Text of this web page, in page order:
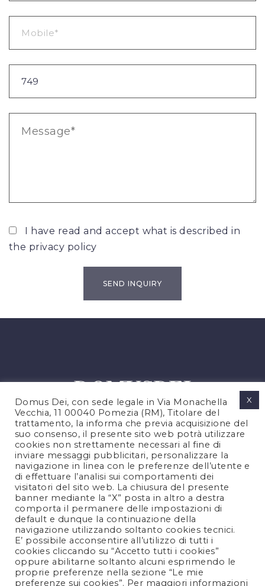
I have read and accept what is described in
the privacy policy
PRIVACY POLICY
COOKIES POLICY
LEGAL NOTES
CONTACTS
FOLLOW US
Domus Dei, con sede legale in Via Monachella
Vecchia, 11 00040 Pomezia (RM), Titolare del
trattamento, la informa che previa acquisizione del
suo consenso, il presente sito web potrà utilizzare
cookies non strettamente necessari al fine di
inviare messaggi pubblicitari, personalizzare la
navigazione in linea con le preferenze dell’utente e
di effettuare l’analisi sui comportamenti dei
visitatori del sito web. La chiusura del presente
banner mediante la “X” posta in altro a destra
comporta il permanere delle impostazioni di
default e dunque la continuazione della
navigazione utilizzando soltanto cookies tecnici.
E’ possibile acconsentire all’utilizzo di tutti i
cookies cliccando su “Accetto tutti i cookies”
oppure abilitarne soltanto alcuni esprimendo le
proprie preferenze nella sezione “Le mie
preferenze sui cookies”. Per maggiori informazioni
X